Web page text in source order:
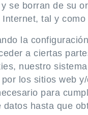
se borran de su
tal y
la
a ciertas
nuestro
los sitios web
para
hasta que